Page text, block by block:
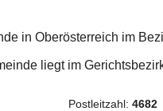
in Oberösterreich im
liegt im
Postleitzahl: 4682